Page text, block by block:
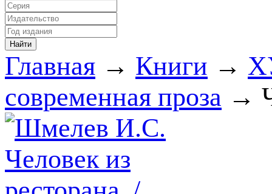
Главная → Книги →
современная проза →